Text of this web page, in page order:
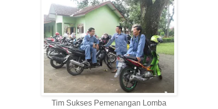
Tim Sukses Pemenangan Lomba